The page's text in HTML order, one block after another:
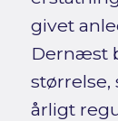
givet
Dernæst
årligt